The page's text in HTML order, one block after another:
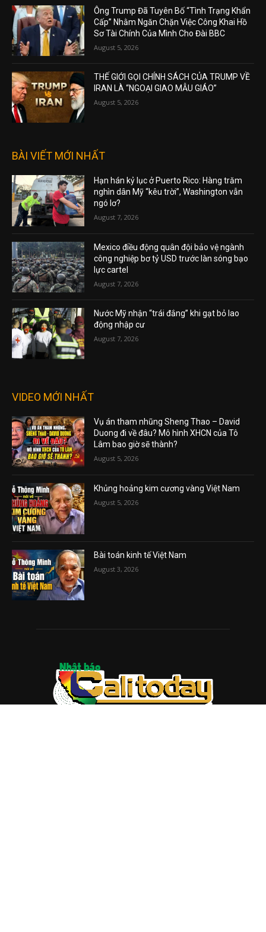
Ông Trump Đã Tuyên Bố “Tình Trạng Khẩn
Cấp” Nhằm Ngăn Chặn Việc Công Khai Hồ
Sơ Tài Chính Của Mình Cho Đài BBC
August 5, 2026
THẾ GIỚI GỌI CHÍNH SÁCH CỦA TRUMP VỀ
IRAN LÀ “NGOẠI GIAO MẪU GIÁO”
August 5, 2026
BÀI VIẾT MỚI NHẤT
Hạn hán kỷ lục ở Puerto Rico: Hàng trăm
nghìn dân Mỹ “kêu trời”, Washington vẫn
ngó lơ?
August 7, 2026
Mexico điều động quân đội bảo vệ ngành
công nghiệp bơ tỷ USD trước làn sóng bạo
lực cartel
August 7, 2026
Nước Mỹ nhận “trái đắng” khi gạt bỏ lao
động nhập cư
August 7, 2026
VIDEO MỚI NHẤT
Vụ án tham nhũng Sheng Thao – David
Duong đi về đâu? Mô hình XHCN của Tô
Lâm bao giờ sẽ thành?
August 5, 2026
Khủng hoảng kim cương vàng Việt Nam
August 5, 2026
Bài toán kinh tế Việt Nam
August 3, 2026